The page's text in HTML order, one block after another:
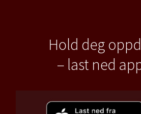
Hold deg
– last ned